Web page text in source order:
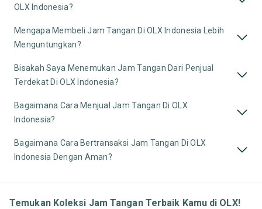
OLX Indonesia?
Mengapa Membeli Jam Tangan Di OLX Indonesia Lebih
Menguntungkan?
Bisakah Saya Menemukan Jam Tangan Dari Penjual
Terdekat Di OLX Indonesia?
Bagaimana Cara Menjual Jam Tangan Di OLX
Indonesia?
Bagaimana Cara Bertransaksi Jam Tangan Di OLX
Indonesia Dengan Aman?
Temukan Koleksi Jam Tangan Terbaik Kamu di OLX!